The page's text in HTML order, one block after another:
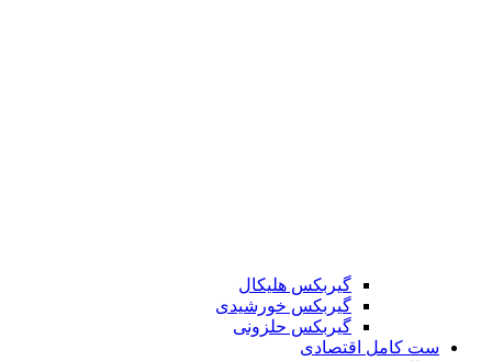
گیربکس هلیکال
گیربکس خورشیدی
گیربکس حلزونی
ست کامل اقتصادی